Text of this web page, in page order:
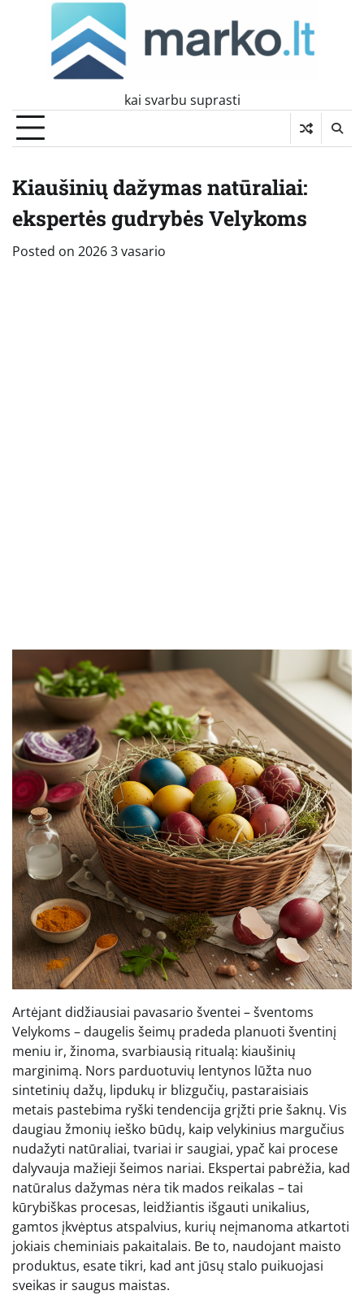
kai svarbu suprasti
Kiaušinių dažymas natūraliai:
ekspertės gudrybės Velykoms
Posted on 2026 3 vasario
Artėjant didžiausiai pavasario šventei – šventoms
Velykoms – daugelis šeimų pradeda planuoti šventinį
meniu ir, žinoma, svarbiausią ritualą: kiaušinių
marginimą. Nors parduotuvių lentynos lūžta nuo
sintetinių dažų, lipdukų ir blizgučių, pastaraisiais
metais pastebima ryški tendencija grįžti prie šaknų. Vis
daugiau žmonių ieško būdų, kaip velykinius margučius
nudažyti natūraliai, tvariai ir saugiai, ypač kai procese
dalyvauja mažieji šeimos nariai. Ekspertai pabrėžia, kad
natūralus dažymas nėra tik mados reikalas – tai
kūrybiškas procesas, leidžiantis išgauti unikalius,
gamtos įkvėptus atspalvius, kurių neįmanoma atkartoti
jokiais cheminiais pakaitalais. Be to, naudojant maisto
produktus, esate tikri, kad ant jūsų stalo puikuojasi
sveikas ir saugus maistas.